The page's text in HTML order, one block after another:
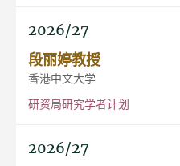
2026/27
段丽婷教授
香港中文大学
研资局研究学者计划
2026/27